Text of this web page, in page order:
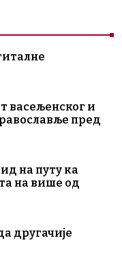
васељенског и
пред
на путу ка
на више од
другачије